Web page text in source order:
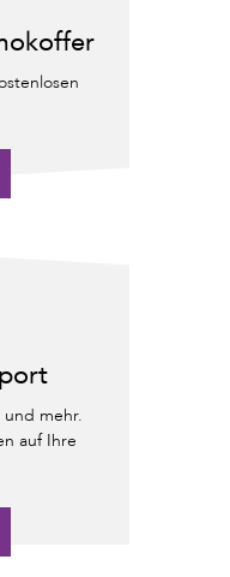
und mehr.
auf Ihre